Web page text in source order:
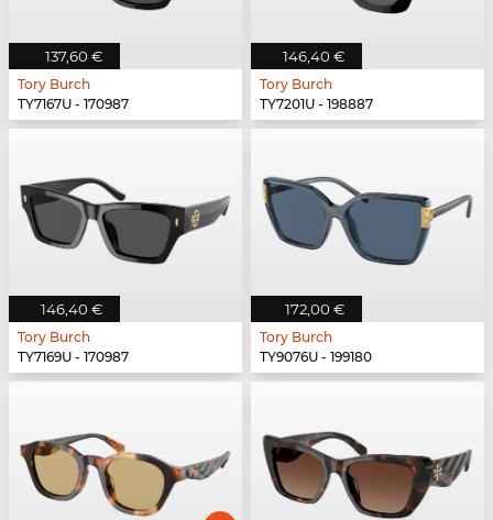
137,60 €
Tory Burch
TY7167U - 170987
146,40 €
Tory Burch
TY7201U - 198887
146,40 €
Tory Burch
TY7169U - 170987
172,00 €
Tory Burch
TY9076U - 199180